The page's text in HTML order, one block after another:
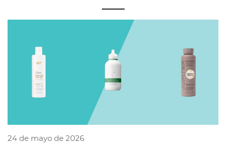
24 de mayo de 2026